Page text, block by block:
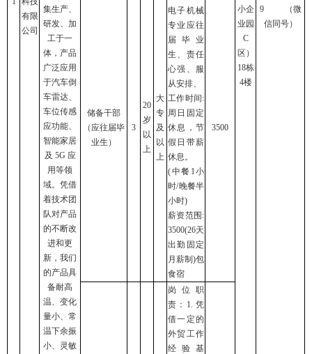
有限
公司
集生产、
研发、加
工于一
体，产品
广泛应用
于汽车倒
车雷达、
车位传感
应功能、
智能家居
及 5G 应
用等领
域。凭借
着技术团
队对产品
的不断改
进和更
新，我们
的产品具
备耐高
温、变化
量小、常
温下余振
小、灵敏
小企
业园
C
区）
18栋
4楼
9 （微
信同号）
储备干部
（应往届毕
业生）
3
20
岁
以
上
大
专
及
以
上
电子机械
专业应往
届毕业
生、责任
心强、服
从安排、
工作时间:
周日固定
休息，节
假日带薪
休息。
(中餐1小
时/晚餐半
小时)
薪资范围:
3500(26天
出勤固定
月薪制)包
食宿
3500
岗位职
责：1. 凭
借一定的
外贸工作
经验基